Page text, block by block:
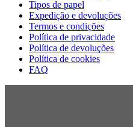
Tipos de papel
Expedição e devoluções
Termos e condições
Política de privacidade
Política de devoluções
Política de cookies
FAQ